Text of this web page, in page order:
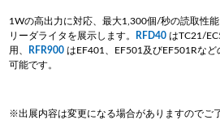
1Wの高出力に対応、最大1,300個/秒の読取性
リーダライタを展示します。
RFD40 はTC21/
用、
RFR900 はEF401、EF501及びEF501Rな
可能です。
※出展内容は変更になる場合がありますのでご